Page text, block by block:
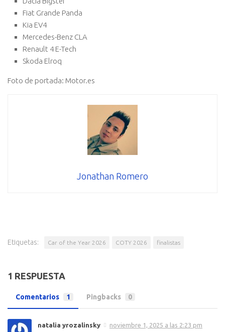
Fiat Grande Panda
Kia EV4
Mercedes-Benz CLA
Renault 4 E-Tech
Skoda Elroq
Foto de portada: Motor.es
Jonathan Romero
Etiquetas: Car of the Year 2026 COTY 2026 finalistas
1 RESPUESTA
Comentarios 1 Pingbacks 0
natalia yrozalinsky
noviembre 1, 2025 a las 2:23 pm